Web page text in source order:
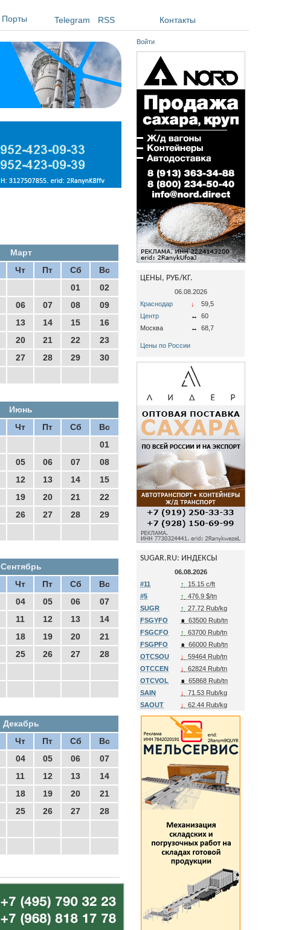
Порты Telegram RSS Контакты
Март
Чт Пт Сб
Вс
01
02
06 07 08
09
13 14 15
16
20 21 22
23
27 28 29
30
Июнь
Чт Пт Сб
Вс
01
05 06 07
08
12 13 14
15
19 20 21
22
26 27 28
29
Сентябрь
Чт Пт Сб
Вс
04 05 06
07
11 12 13
14
18 19 20
21
25 26 27
28
Декабрь
Чт Пт Сб
Вс
04 05 06
07
11 12 13
14
18 19 20
21
25 26 27
28
Войти
ЦЕНЫ, РУБ/КГ.
06.08.2026
Краснодар
↓
59,5
Центр
↔
60
Москва
↔ 68,7
Цены по России
SUGAR.RU: ИНДЕКСЫ
06.08.2026
#11
↑
15.15 c/ft
#5
↑
476.9 $/tn
SUGR
↑
27.72 Rub/kg
FSGYFO
∎ 63500 Rub/tn
FSGCFO
↑
63700 Rub/tn
FSGPFO
∎ 66000 Rub/tn
OTCSOU
↓
59464 Rub/tn
OTCCEN
↓
62824 Rub/tn
OTCVOL
∎ 65868 Rub/tn
SAIN
↓
71.53 Rub/kg
SAOUT
↓ 62.44 Rub/kg